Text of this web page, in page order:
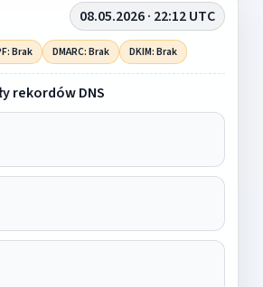
08.05.2026 · 22:12 UTC
Brak DMARC: Brak DKIM: Brak
rekordów DNS